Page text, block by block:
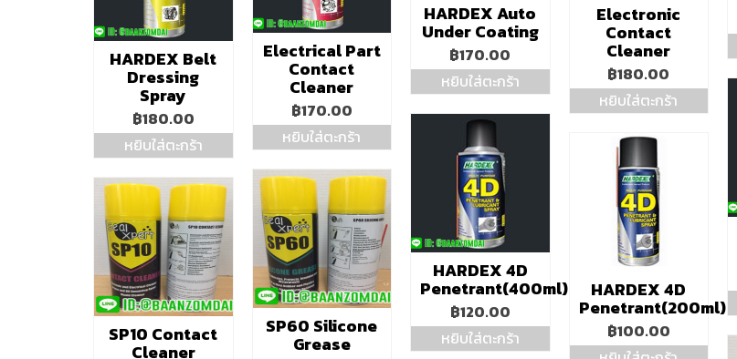
HARDEX Auto
Under Coating
฿170.00
หยิบใส่ตะกร้า
Electronic
Contact
Cleaner
฿180.00
หยิบใส่ตะกร้า
Electrical Part
Contact
Cleaner
฿170.00
หยิบใส่ตะกร้า
HARDEX Belt
Dressing
Spray
฿180.00
หยิบใส่ตะกร้า
HARDEX 4D
Penetrant(400ml)
฿120.00
หยิบใส่ตะกร้า
HARDEX 4D
Penetrant(200ml)
฿100.00
SP60 Silicone
Grease
SP10 Contact
Cleaner